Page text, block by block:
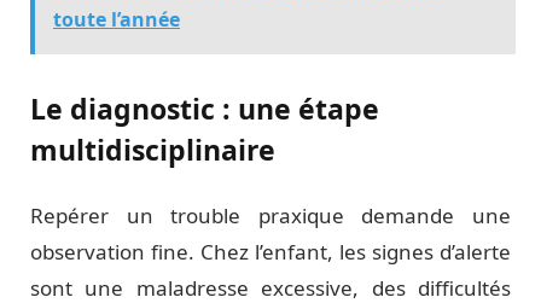
toute l’année
Le diagnostic : une étape
multidisciplinaire
Repérer un trouble praxique demande une
observation fine. Chez l’enfant, les signes d’alerte
sont une maladresse excessive, des difficultés